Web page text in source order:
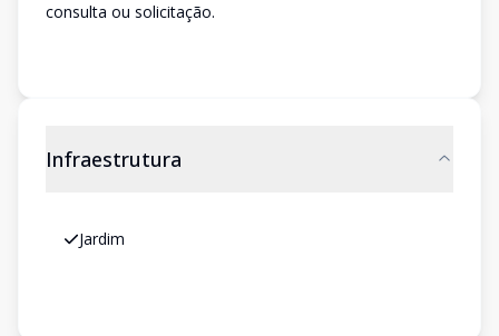
consulta ou solicitação.
Infraestrutura
Jardim